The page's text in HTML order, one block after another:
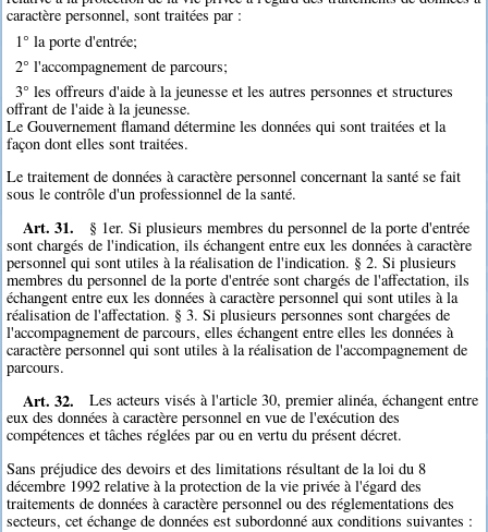
caractère personnel, sont traitées par :
1° la porte d'entrée;
2° l'accompagnement de parcours;
3° les offreurs d'aide à la jeunesse et les autres personnes et structures
offrant de l'aide à la jeunesse.
Le Gouvernement flamand détermine les données qui sont traitées et la
façon dont elles sont traitées.
Le traitement de données à caractère personnel concernant la santé se fait
sous le contrôle d'un professionnel de la santé.
Art. 31.
§ 1er. Si plusieurs membres du personnel de la porte d'entrée
sont chargés de l'indication, ils échangent entre eux les données à caractère
personnel qui sont utiles à la réalisation de l'indication. § 2. Si plusieurs
membres du personnel de la porte d'entrée sont chargés de l'affectation, ils
échangent entre eux les données à caractère personnel qui sont utiles à la
réalisation de l'affectation. § 3. Si plusieurs personnes sont chargées de
l'accompagnement de parcours, elles échangent entre elles les données à
caractère personnel qui sont utiles à la réalisation de l'accompagnement de
parcours.
Art. 32.
Les acteurs visés à l'article 30, premier alinéa, échangent entre
eux des données à caractère personnel en vue de l'exécution des
compétences et tâches réglées par ou en vertu du présent décret.
Sans préjudice des devoirs et des limitations résultant de la loi du 8
décembre 1992 relative à la protection de la vie privée à l'égard des
traitements de données à caractère personnel ou des réglementations des
secteurs, cet échange de données est subordonné aux conditions suivantes :